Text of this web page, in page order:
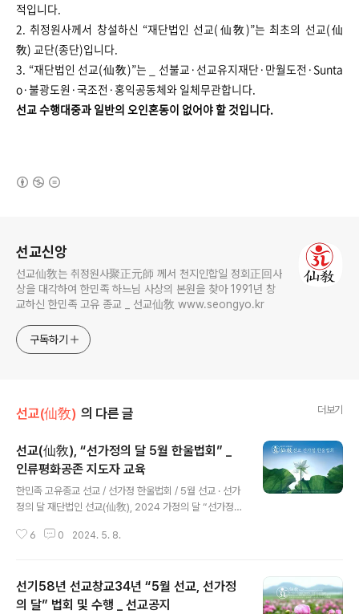
적입니다.
2. 취정원사께서 창설하신 “재단법인 선교(仙敎)”는 최초의 선교(仙
敎) 교단(종단)입니다.
3. “재단법인 선교(仙敎)”는 _ 선불교·선교유지재단·만월도전·Sunta
o·불광도원·국조전·홍익공동체와 일체무관합니다.
선교 수행대중과 일반의 오인혼동이 없어야 할 것입니다.
선교신앙
선교仙敎는 취정원사聚正元師 께서 천지인합일 정회正回사
상을 대각하여 한민족 하느님 사상의 본원을 찾아 1991년 창
교하신 한민족 고유 종교 _ 선교仙敎 www.seongyo.kr
구독하기
선교(仙敎) 의 다른 글 더보기
선교(仙敎), “선가정의 달 5월 한울법회” _
인류평화공존 지도자 교육
한민족 고유종교 선교 / 선가정 한울법회 / 5월 선교 · 선가
정의 달 재단법인 선교(仙敎), 2024 가정의 달 “선가정
울세상” 법문 [선교중앙종무원] 선교종단 재단법인 선교
도자 연수 실시, 5월 15일 ‘선(仙)가정과 인류평화공존’를
주제로 선교 창교주 취정원사님의 선가정 특강을 진행합니
6 0 2024. 5. 8.
선기58년 선교창교34년 “5월 선교, 선가정
의 달” 법회 및 수행 _ 선교공지